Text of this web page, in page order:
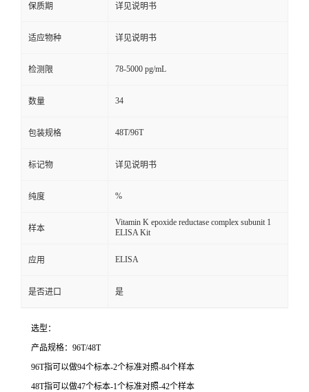
保质期 详见说明书
适应物种 详见说明书
检测限 78-5000 pg/mL
数量 34
包装规格 48T/96T
标记物 详见说明书
纯度 %
样本
Vitamin K epoxide reductase complex subunit 1
ELISA Kit
应用 ELISA
是否进口 是
选型：
产品规格： 96T/48T
96T指可以做94个标本-2个标准对照-84个样本
48T指可以做47个标本-1个标准对照-42个样本